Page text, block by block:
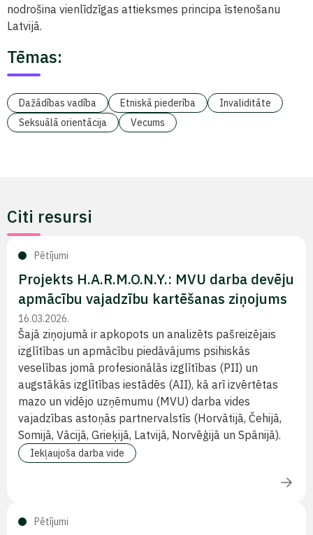
nodrošina vienlīdzīgas attieksmes principa īstenošanu
Latvijā.
Tēmas:
Dažādības vadība Etniskā piederība
Invaliditāte
Seksuālā orientācija
Vecums
Citi resursi
Pētījumi
Projekts H.A.R.M.O.N.Y.: MVU darba devēju
apmācību vajadzību kartēšanas ziņojums
16.03.2026.
Šajā ziņojumā ir apkopots un analizēts pašreizējais
izglītības un apmācību piedāvājums psihiskās
veselības jomā profesionālās izglītības (PII) un
augstākās izglītības iestādēs (AII), kā arī izvērtētas
mazo un vidējo uzņēmumu (MVU) darba vides
vajadzības astoņās partnervalstīs (Horvātijā, Čehijā,
Somijā, Vācijā, Grieķijā, Latvijā, Norvēģijā un Spānijā).
Iekļaujoša darba vide
Pētījumi